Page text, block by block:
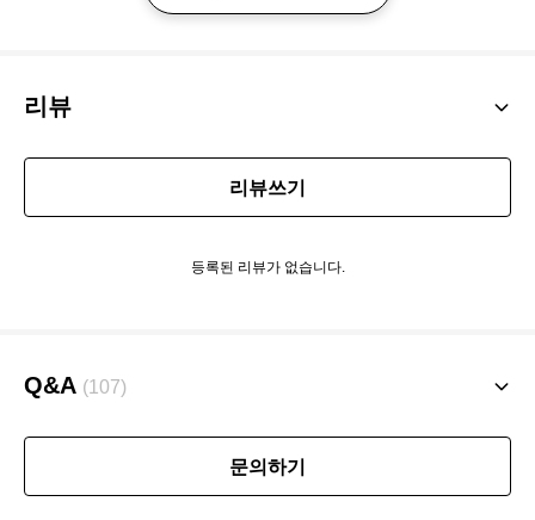
리뷰
리뷰쓰기
등록된 리뷰가 없습니다.
Q&A (107)
문의하기